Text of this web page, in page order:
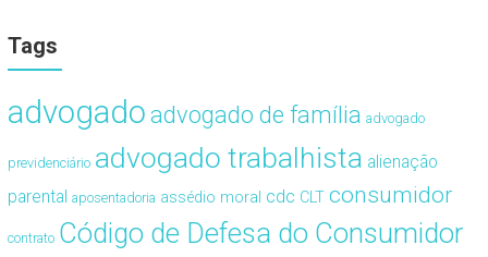
Tags
advogado advogado de família advogado
previdenciário advogado trabalhista alienação
parental aposentadoria assédio moral cdc CLT consumidor
contrato Código de Defesa do Consumidor